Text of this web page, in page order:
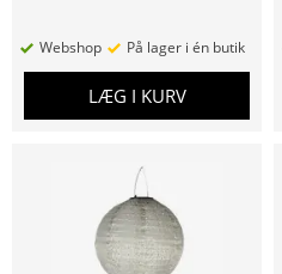
Webshop På lager i én butik
LÆG I KURV